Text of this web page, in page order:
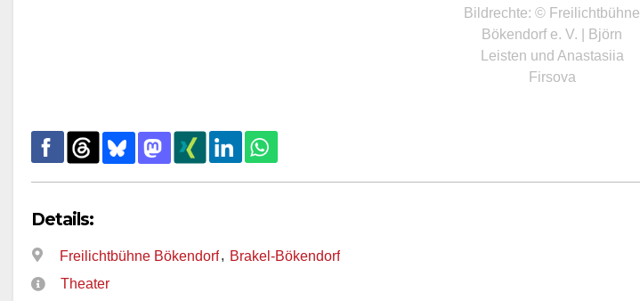
Bildrechte: © Freilichtbühne
Bökendorf e. V. | Björn
Leisten und Anastasiia
Firsova
Details:
Freilichtbühne Bökendorf, Brakel-Bökendorf
Theater